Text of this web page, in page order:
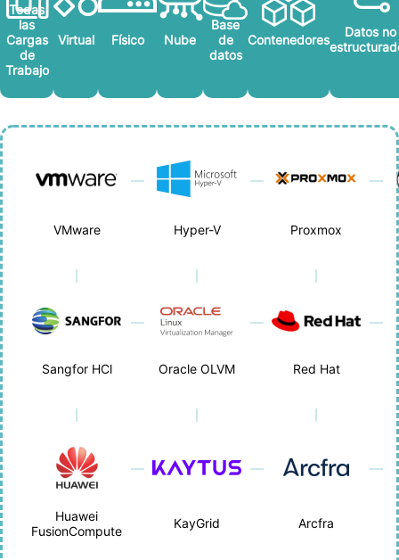
Todas
las
Cargas
de
Trabajo
Virtual Físico Nube
Base
de
datos
Contenedores
Datos no
VMware Hyper-V Proxmox
Sangfor HCl Oracle OLVM Red Hat
Huawei
FusionCompute
KayGrid Arcfra